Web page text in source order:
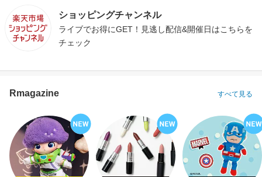
ショッピングチャンネル
ライブでお得にGET！見逃し配信&開催日はこちらを
チェック
Rmagazine すべて見る